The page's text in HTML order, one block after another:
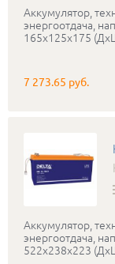
Аккумулятор,
энергоотдача,
165х125х175
7 273.65 руб.
Аккумулятор,
энергоотдача,
522х238х223